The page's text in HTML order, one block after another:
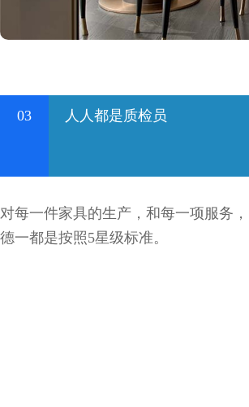
03 人人都是质检员
对每一件家具的生产，和每一项服务，
德一都是按照5星级标准。